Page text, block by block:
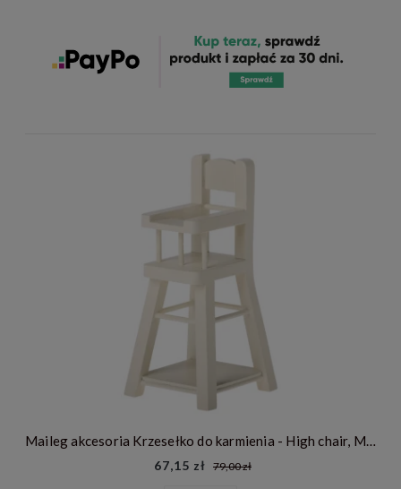
Maileg akcesoria Krzesełko do karmienia - High chair, Micro
67,15 zł 79,00 zł